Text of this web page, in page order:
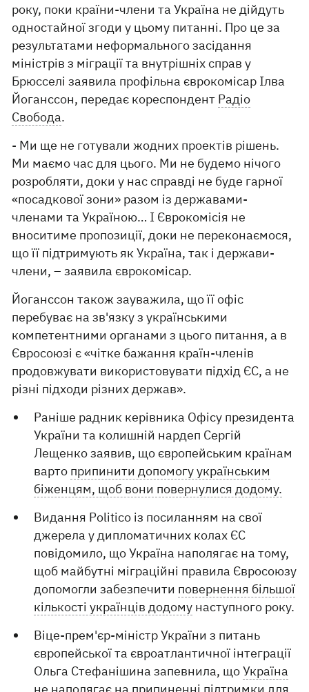
року, поки країни-члени та Україна не дійдуть
одностайної згоди у цьому питанні. Про це за
результатами неформального засідання
міністрів з міграції та внутрішніх справ у
Брюсселі заявила профільна єврокомісар Ілва
Йоганссон, передає кореспондент Радіо
Свобода.
- Ми ще не готували жодних проектів рішень.
Ми маємо час для цього. Ми не будемо нічого
розробляти, доки у нас справді не буде гарної
«посадкової зони» разом із державами-
членами та Україною… І Єврокомісія не
вноситиме пропозиції, доки не переконаємося,
що її підтримують як Україна, так і держави-
члени, – заявила єврокомісар.
Йоганссон також зауважила, що її офіс
перебуває на зв'язку з українськими
компетентними органами з цього питання, а в
Євросоюзі є «чітке бажання країн-членів
продовжувати використовувати підхід ЄС, а не
різні підходи різних держав».
Раніше радник керівника Офісу президента
України та колишній нардеп Сергій
Лещенко заявив, що європейським країнам
варто припинити допомогу українським
біженцям, щоб вони повернулися додому.
Видання Politico із посиланням на свої
джерела у дипломатичних колах ЄС
повідомило, що Україна наполягає на тому,
щоб майбутні міграційні правила Євросоюзу
допомогли забезпечити повернення більшої
кількості українців додому наступного року.
Віце-прем'єр-міністр України з питань
європейської та євроатлантичної інтеграції
Ольга Стефанішина запевнила, щоУкраїна